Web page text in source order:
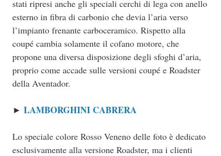
stati ripresi anche gli speciali cerchi di lega con anello
esterno in fibra di carbonio che devia l’aria verso
l’impianto frenante carboceramico. Rispetto alla
coupé cambia solamente il cofano motore, che
propone una diversa disposizione degli sfoghi d’aria,
proprio come accade sulle versioni coupé e Roadster
della Aventador.
► LAMBORGHINI CABRERA
Lo speciale colore Rosso Veneno delle foto è dedicato
esclusivamente alla versione Roadster, ma i clienti